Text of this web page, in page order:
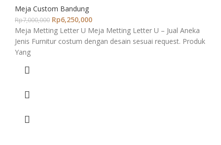
Meja Custom Bandung
Rp7,000,000 Rp6,250,000
Meja Metting Letter U Meja Metting Letter U – Jual Aneka
Jenis Furnitur costum dengan desain sesuai request. Produk
Yang